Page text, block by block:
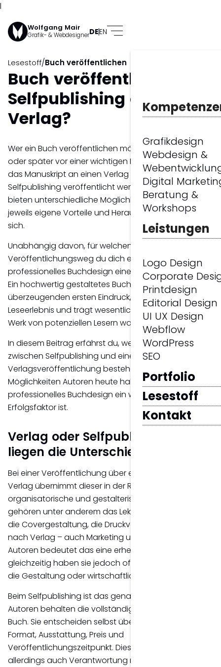
l
Wolfgang Mair
Grafik- & WebdesignerDEEN
Grafikdesign
Webdesign &
Digital
Beratung &
Workshops
Leistungen
Logo Design
Corporate
Printdesign
Editorial Design
UI UX Design
Webflow
WordPress
SEO
Portfolio
Lesestoff
Kontakt
Lesestoff/Buch veröffentlichen
Buch veröffentlichen –
Selfpublishing oder
Verlag?
Wer ein Buch veröffentlichen möchte, steht früher
oder später vor einer wichtigen Entscheidung: Soll
das Manuskript an einen Verlag geschickt oder im
Selfpublishing veröffentlicht werden? Beide Wege
bieten unterschiedliche Möglichkeiten und bringen
jeweils eigene Vorteile und Herausforderungen mit
sich.
Unabhängig davon, für welchen
Veröffentlichungsweg du dich entscheidest, spielt
professionelles Buchdesign eine entscheidende Rolle.
Ein hochwertig gestaltetes Buch sorgt für einen
überzeugenden ersten Eindruck, verbessert das
Leseerlebnis und trägt wesentlich dazu bei, wie dein
Werk von potenziellen Lesern wahrgenommen wird.
In diesem Beitrag erfährst du, welche Unterschiede
zwischen Selfpublishing und einer
Verlagsveröffentlichung bestehen, welche
Möglichkeiten Autoren heute haben und warum
professionelles Buchdesign ein wichtiger
Erfolgsfaktor ist.
Verlag oder Selfpublishing – Wo
liegen die Unterschiede?
Bei einer Veröffentlichung über einen klassischen
Verlag übernimmt dieser in der Regel viele
organisatorische und gestalterische Aufgaben. Dazu
gehören unter anderem das Lektorat, der Buchsatz,
die Covergestaltung, die Druckvorbereitung und – je
nach Verlag – auch Marketing und Vertrieb. Für
Autoren bedeutet das eine erhebliche Entlastung,
gleichzeitig haben sie jedoch oft weniger Einfluss auf
die Gestaltung oder wirtschaftliche Entscheidungen.
Beim Selfpublishing ist das genau umgekehrt.
Autoren behalten die vollständige Kontrolle über ihr
Buch. Sie entscheiden selbst über Cover, Buchsatz,
Format, Ausstattung, Preis und
Veröffentlichungszeitpunkt. Diese Freiheit bringt
allerdings auch Verantwortung mit sich, denn